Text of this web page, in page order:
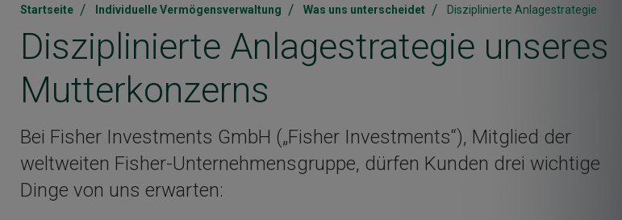
Startseite / Individuelle Vermögensverwaltung / Was uns unterscheidet / Disziplinierte Anlagestrategie
Disziplinierte Anlagestrategie unseres
Mutterkonzerns
Bei Fisher Investments GmbH („Fisher Investments“), Mitglied der
weltweiten Fisher-Unternehmensgruppe, dürfen Kunden drei wichtige
Dinge von uns erwarten: